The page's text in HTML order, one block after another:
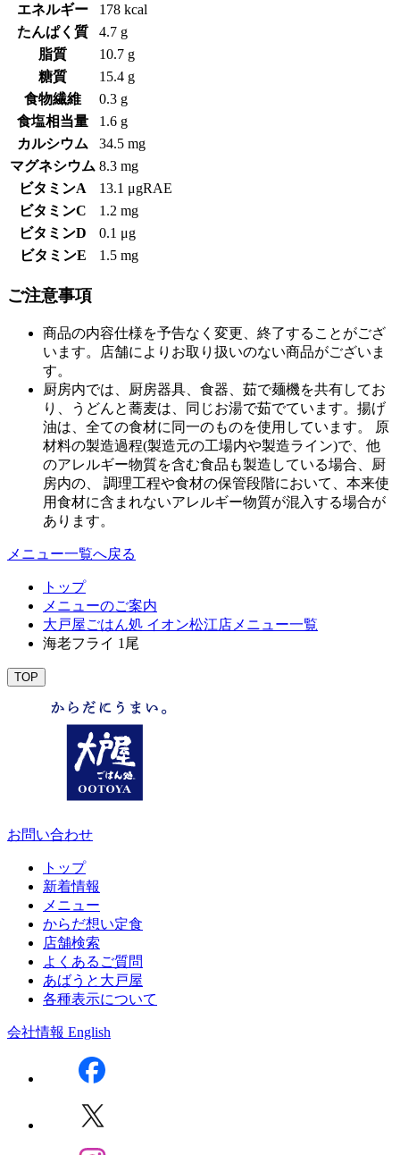
エネルギー
178 kcal
たんぱく質
4.7 g
脂質
10.7 g
糖質
15.4 g
食物繊維
0.3 g
食塩相当量
1.6 g
カルシウム
34.5 mg
マグネシウム 8.3 mg
ビタミンA
13.1 μgRAE
ビタミンC
1.2 mg
ビタミンD
0.1 μg
ビタミンE
1.5 mg
ご注意事項
商品の内容仕様を予告なく変更、終了することがござ
います。店舗によりお取り扱いのない商品がございま
す。
厨房内では、厨房器具、食器、茹で麺機を共有してお
り、うどんと蕎麦は、同じお湯で茹でています。揚げ
油は、全ての食材に同一のものを使用しています。 原
材料の製造過程(製造元の工場内や製造ライン)で、他
のアレルギー物質を含む食品も製造している場合、厨
房内の、 調理工程や食材の保管段階において、本来使
用食材に含まれないアレルギー物質が混入する場合が
あります。
メニュー一覧へ戻る
トップ
メニューのご案内
大戸屋ごはん処 イオン松江店メニュー一覧
海老フライ 1尾
TOP
お問い合わせ
トップ
新着情報
メニュー
からだ想い定食
店舗検索
よくあるご質問
あばうと大戸屋
各種表示について
会社情報 English